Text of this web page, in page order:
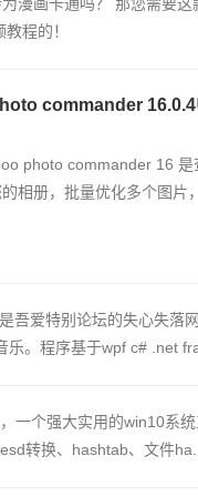
程的！
commander 16.0.4
photo commander 16
相册，批量优化多个图片
吾爱特别论坛的失心失落
。程序基于wpf c# .net
一个强大实用的win10系
转换、hashtab、文件ha...